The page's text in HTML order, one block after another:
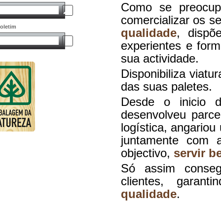
Como se
comercializar os
qualidade,
experientes e
sua actividade.
Disponibiliza
das suas paletes.
Desde o inicio
desenvolveu
logística, angariou
juntamente com
objectivo, servir
Só assim
clientes,
qualidade.